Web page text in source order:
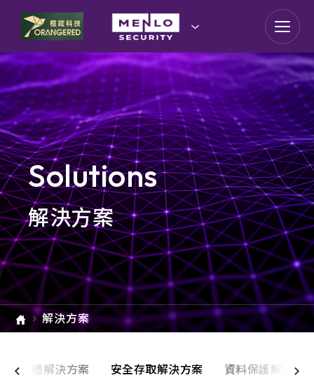
goldennet
N-Partner
TeamT5 杜浦數位安全
QSAN 廣盛科技
OPSWAT
MENLO SECURITY
SSH Communications
Security
e-SOFT
Solutions
解決方案
解決方案
索軟體解決方案 安全存取解決方案 資料保護解決方